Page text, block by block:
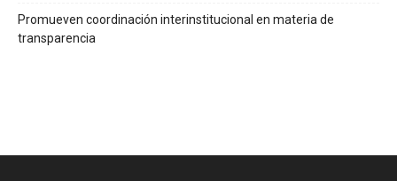
Promueven coordinación interinstitucional en materia de
transparencia